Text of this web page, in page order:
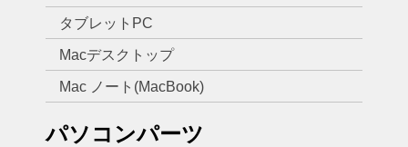
タブレットPC
Macデスクトップ
Mac ノート(MacBook)
パソコンパーツ